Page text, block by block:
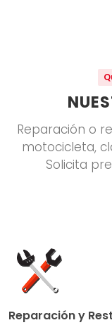
Reparación o
motocicleta,
Solicita
Reparación y